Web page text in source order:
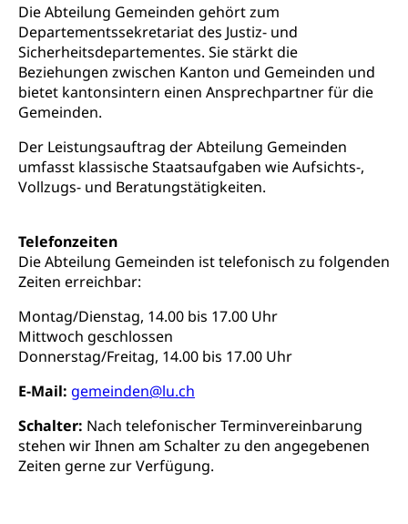
Die Abteilung Gemeinden gehört zum
Departementssekretariat des Justiz- und
Sicherheitsdepartementes. Sie stärkt die
Beziehungen zwischen Kanton und Gemeinden und
bietet kantonsintern einen Ansprechpartner für die
Gemeinden.
Der Leistungsauftrag der Abteilung Gemeinden
umfasst klassische Staatsaufgaben wie Aufsichts-,
Vollzugs- und Beratungstätigkeiten.
Telefonzeiten
Die Abteilung Gemeinden ist telefonisch zu folgenden
Zeiten erreichbar:
Montag/Dienstag, 14.00 bis 17.00 Uhr
Mittwoch geschlossen
Donnerstag/Freitag, 14.00 bis 17.00 Uhr
E-Mail: gemeinden@lu.ch
Schalter: Nach telefonischer Terminvereinbarung
stehen wir Ihnen am Schalter zu den angegebenen
Zeiten gerne zur Verfügung.
Ergänzungsleistungen (EL) (WAS Luzern)
AHV-Altersrente (WAS Luzern)
IV-Leistungen (WAS Luzern)
Inklusion im Sport
Menschen mit Behinderungen
Kultur und Medien
Archive und Bibliotheken
Bücher, Bundesarchiv, Landesbibliothek
Staatsarchiv Luzern
Zentral- und Hochschulbibliothek
Kulturelle Einrichtungen
Museen, Theater, Bibliotheken
Kunst & Kultur (Luzern Tourismus)
Kulturförderung
Kulturpolitik, Sprachförderung, Denkmalpflege,
kulturelles Angebot, Kulturerbe, kulturelles Erbe,
Förderung, Kulturausschreibungen, Kulturpreis,
Werkbeitrag, Produktionsbeitrag, Recherche,
Bildende Kunst, Angewandte Kunst, Theater/Tanz,
Musik, Entwicklung, Programmbeiträge,
Filmförderung, Regionale Förderfonds,
Werkankäufe, Kunstankäufe, Kunst und Bau, Schule
und Kultur, Kulturgesuche, Kulturvermittlung
Kulturförderung und Vermittlung